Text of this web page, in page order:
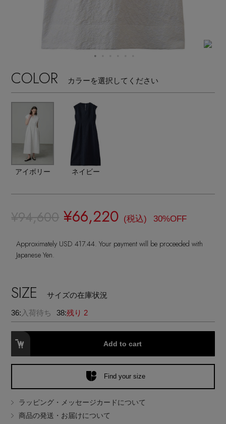
【レース】上品な透け感
【雨の日】急な雨対策グッズ
【限定】ここでしか買えないアイテム
【ペプラム】トレンドシルエット
【ジュエリー】シルバーでクールに
ブラウス・シャツ
カットソー・Tシャツ
ワンピース・チュニック
スカート
ルームウェア・パジャマ
すべてのシューズ
サンダル
パンプス
フラットシューズ
レインシューズ
ショルダーバッグ
トートバッグ
ハンドバッグ
財布・小物
ボディバッグ・ウェストポーチ
ボストンバッグ
ストール・マフラー・ケープ
帽子・イヤーマフ
スマートフォンケース・タブレットケース
アイウェア
グローブ
レッグウェア
チャーム・ストラップ
アクセサリー
すべてのアクセサリー
ピアス・イヤリング
バングル・ブレスレット
リング
アンクレット
チャーム
ランジェリー
すべてのランジェリー
インナー
スポーツ
シューズ
NEW IN BRAND
BRAND NEWS
EDITOR'S CLOSET
COLOR カラーを選択してください
アイボリー ネイビー
¥94,600 ¥66,220 (税込) 30%OFF
Approximately USD 417.44. Your payment will be proceeded with
Japanese Yen.
SIZE サイズの在庫状況
36: 入荷待ち 38:残り 2
Add to cart
Find your size
ラッピング・メッセージカードについて
商品の発送・お届けについて